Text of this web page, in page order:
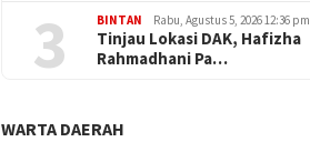
3 BINTAN Rabu, Agustus 5, 2026 12:36 pm
Tinjau Lokasi DAK, Hafizha
Rahmadhani Pa…
WARTA DAERAH